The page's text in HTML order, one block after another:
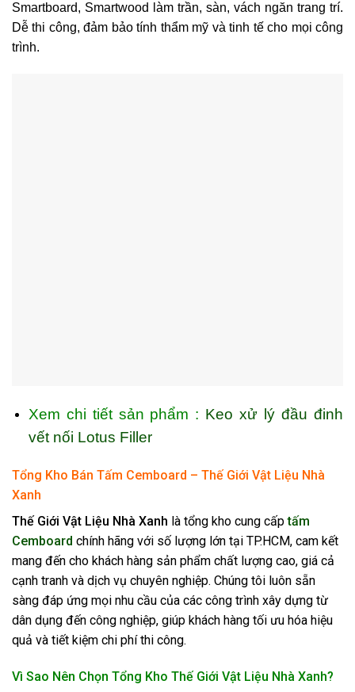
Smartboard, Smartwood làm trần, sàn, vách ngăn trang trí.
Dễ thi công, đảm bảo tính thẩm mỹ và tinh tế cho mọi công
trình.
Xem chi tiết sản phẩm : Keo xử lý đầu đinh
vết nối Lotus Filler
Tổng Kho Bán Tấm Cemboard – Thế Giới Vật Liệu Nhà
Xanh
Thế Giới Vật Liệu Nhà Xanh là tổng kho cung cấptấm
Cemboard chính hãng với số lượng lớn tại TP.HCM, cam kết
mang đến cho khách hàng sản phẩm chất lượng cao, giá cả
cạnh tranh và dịch vụ chuyên nghiệp. Chúng tôi luôn sẵn
sàng đáp ứng mọi nhu cầu của các công trình xây dựng từ
dân dụng đến công nghiệp, giúp khách hàng tối ưu hóa hiệu
quả và tiết kiệm chi phí thi công.
Vì Sao Nên Chọn Tổng Kho Thế Giới Vật Liệu Nhà Xanh?